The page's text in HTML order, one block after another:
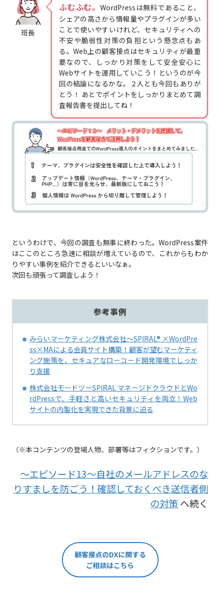
班長
ふむふむ。 WordPressは無料であること、
シェアの高さから情報量やプラグインが多い
ことで使いやすいけれど、セキュリティへの
不安や脆弱性対策の負担という懸念点もあ
る。Web上の顧客接点はセキュリティが最重
要なので、しっかり対策をして安全安心に
Webサイトを運用していこう！というのが今
回の結論になるかな。２人とも今回もありが
とう！ あとでポイントをしっかりまとめて調
査報告書を提出してね！
というわけで、今回の調査も無事に終わった。WordPress案件
はここのところ急速に相談が増えているので、これからもわか
りやすい事例を紹介できるといいなぁ。
次回も頑張って調査しよう！
参考事例
みらいマーケティング株式会社～SPIRAL® ×WordPre
ss×MAによる会員サイト構築！顧客が望むマーケティ
ング施策を、セキュアなローコード開発環境でしっか
り支援
株式会社モードツーSPIRAL マネージドクラウドとWo
rdPressで、手軽さと高いセキュリティを両立！Web
サイトの内製化を実現できた背景に迫る
（※本コンテンツの登場人物、部署等はフィクションです。）
～エピソード13～自社のメールアドレスのな
りすましを防ごう！確認しておくべき送信者側
の対策 へ続く
顧客接点のDXに関する
ご相談はこちら